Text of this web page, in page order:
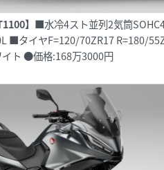
】 ■水冷4スト並列2気筒
■タイヤF=120/70ZR17 R=180/
イト ●価格:168万3000円